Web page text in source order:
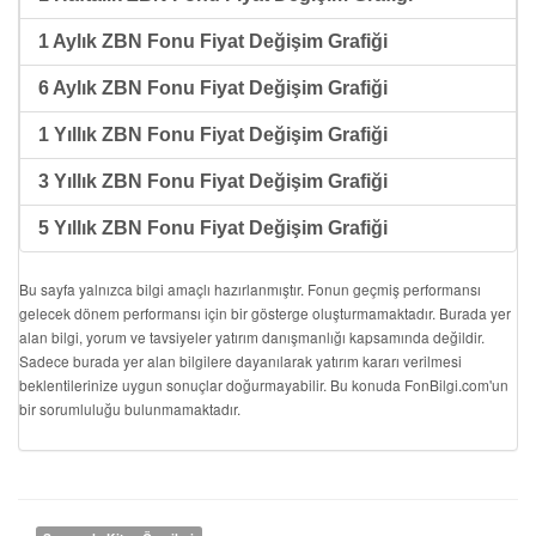
1 Aylık ZBN Fonu Fiyat Değişim Grafiği
6 Aylık ZBN Fonu Fiyat Değişim Grafiği
1 Yıllık ZBN Fonu Fiyat Değişim Grafiği
3 Yıllık ZBN Fonu Fiyat Değişim Grafiği
5 Yıllık ZBN Fonu Fiyat Değişim Grafiği
Bu sayfa yalnızca bilgi amaçlı hazırlanmıştır. Fonun geçmiş performansı
gelecek dönem performansı için bir gösterge oluşturmamaktadır. Burada yer
alan bilgi, yorum ve tavsiyeler yatırım danışmanlığı kapsamında değildir.
Sadece burada yer alan bilgilere dayanılarak yatırım kararı verilmesi
beklentilerinize uygun sonuçlar doğurmayabilir. Bu konuda FonBilgi.com'un
bir sorumluluğu bulunmamaktadır.